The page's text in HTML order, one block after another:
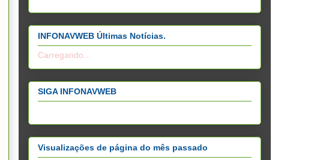
INFONAVWEB Últimas Notícias.
Carregando...
SIGA INFONAVWEB
Visualizações de página do mês passado